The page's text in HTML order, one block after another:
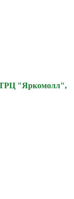
ТРЦ "Яркомолл",